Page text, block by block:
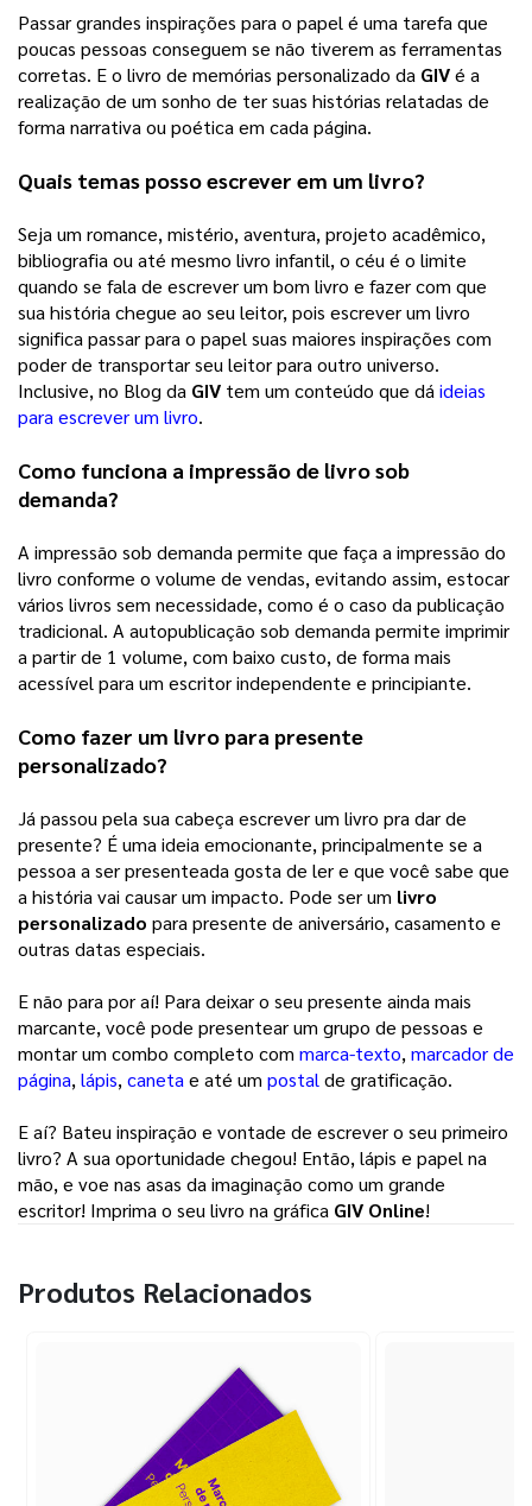
Passar grandes inspirações para o papel é uma tarefa que
poucas pessoas conseguem se não tiverem as ferramentas
corretas. E o livro de memórias personalizado da GIV é a
realização de um sonho de ter suas histórias relatadas de
forma narrativa ou poética em cada página.
Quais temas posso escrever em um livro?
Seja um romance, mistério, aventura, projeto acadêmico,
bibliografia ou até mesmo livro infantil, o céu é o limite
quando se fala de escrever um bom livro e fazer com que
sua história chegue ao seu leitor, pois escrever um livro
significa passar para o papel suas maiores inspirações com
poder de transportar seu leitor para outro universo.
Inclusive, no Blog da GIV tem um conteúdo que dá ideias
para escrever um livro.
Como funciona a impressão de livro sob
demanda?
A impressão sob demanda permite que faça a impressão do
livro conforme o volume de vendas, evitando assim, estocar
vários livros sem necessidade, como é o caso da publicação
tradicional. A autopublicação sob demanda permite imprimir
a partir de 1 volume, com baixo custo, de forma mais
acessível para um escritor independente e principiante.
Como fazer um livro para presente
personalizado?
Já passou pela sua cabeça escrever um livro pra dar de
presente? É uma ideia emocionante, principalmente se a
pessoa a ser presenteada gosta de ler e que você sabe que
a história vai causar um impacto. Pode ser um livro
personalizado para presente de aniversário, casamento e
outras datas especiais.
E não para por aí! Para deixar o seu presente ainda mais
marcante, você pode presentear um grupo de pessoas e
montar um combo completo com marca-texto, marcador de
página, lápis, canetae até um postalde gratificação.
E aí? Bateu inspiração e vontade de escrever o seu primeiro
livro? A sua oportunidade chegou! Então, lápis e papel na
mão, e voe nas asas da imaginação como um grande
escritor! Imprima o seu livro na gráfica GIV Online!
Produtos Relacionados